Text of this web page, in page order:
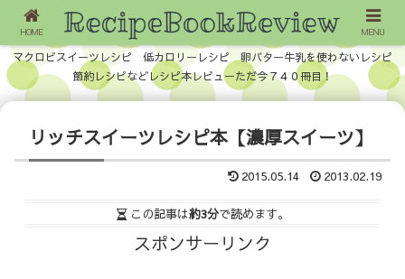
マクロビスイーツレシピ 低カロリーレシピ 卵バター牛乳を使わないレシピ
節約レシピなどレシピ本レビューただ今７４０冊目！
リッチスイーツレシピ本【濃厚スイーツ】
2015.05.14 2013.02.19
この記事は約3分で読めます。
スポンサーリンク
HOME MENU